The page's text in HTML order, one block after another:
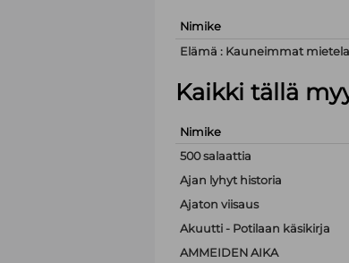
Nimike
Elämä : Kauneimmat
Kaikki tällä
Nimike
500 salaattia
Ajan lyhyt historia
Ajaton viisaus
Akuutti - Potilaan käsikirja
AMMEIDEN AIKA